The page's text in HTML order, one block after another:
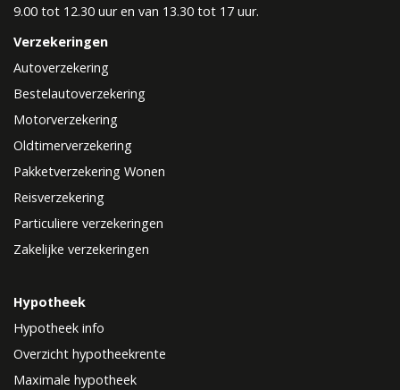
9.00 tot 12.30 uur en van 13.30 tot 17 uur.
Verzekeringen
Autoverzekering
Bestelautoverzekering
Motorverzekering
Oldtimerverzekering
Pakketverzekering Wonen
Reisverzekering
Particuliere verzekeringen
Zakelijke verzekeringen
Hypotheek
Hypotheek info
Overzicht hypotheekrente
Maximale hypotheek